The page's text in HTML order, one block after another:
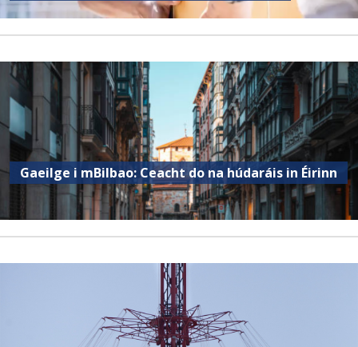
Gaeilge i mBilbao: Ceacht do na húdaráis in Éirinn